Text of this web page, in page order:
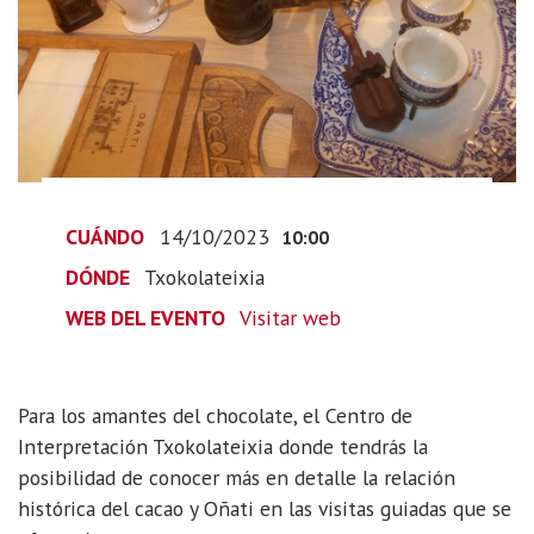
2023-
10-
14T12:00:00+02:00
2023-
14T12:00:00+02:00
CUÁNDO 14/10/2023 10:00
DÓNDE Txokolateixia
WEB DEL EVENTO Visitar web
Para los amantes del chocolate, el Centro de
Interpretación Txokolateixia donde tendrás la
posibilidad de conocer más en detalle la relación
histórica del cacao y Oñati en las visitas guiadas que se